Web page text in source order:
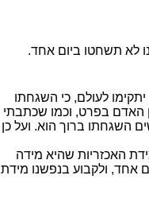
לא תשחטו ביום אחד.
לעולם, כי השגחתו
האדם בפרט, וכמו שכתבתי
השגחתו ברוך הוא. ועל כן
האכזריות שהיא מידה
אחד, ולקבוע בנפשנו מידת